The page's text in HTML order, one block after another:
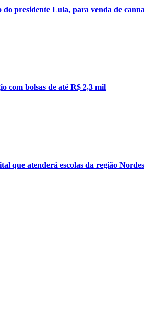
presidente Lula, para venda de
com bolsas de até R$ 2,3 mil
que atenderá escolas da região